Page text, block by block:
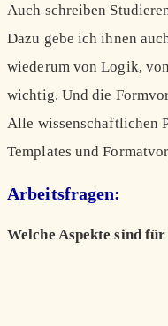
Auch schreiben
Dazu gebe ich ihnen
wiederum von Logik,
wichtig. Und die
Alle wissenschaftlichen
Templates und
Arbeitsfragen:
Welche Aspekte sind